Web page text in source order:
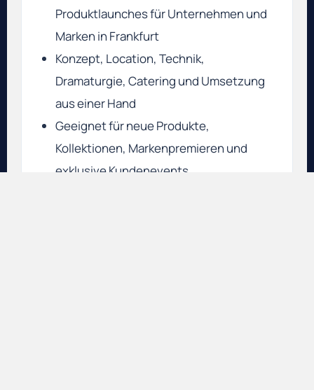
Produktlaunches für Unternehmen und
Marken in Frankfurt
Konzept, Location, Technik,
Dramaturgie, Catering und Umsetzung
aus einer Hand
Geeignet für neue Produkte,
Kollektionen, Markenpremieren und
exklusive Kundenevents